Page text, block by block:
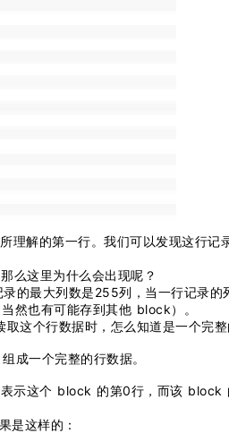
解的第一行。我们可以发现这行记
么这里为什么会出现呢？
的最大列数是255列，当一行记录的
也有可能存到其他 block）。
这个行数据时，怎么知道是一个完整
一个完整的行数据。
示这个 block 的第0行，而该 block
是这样的：